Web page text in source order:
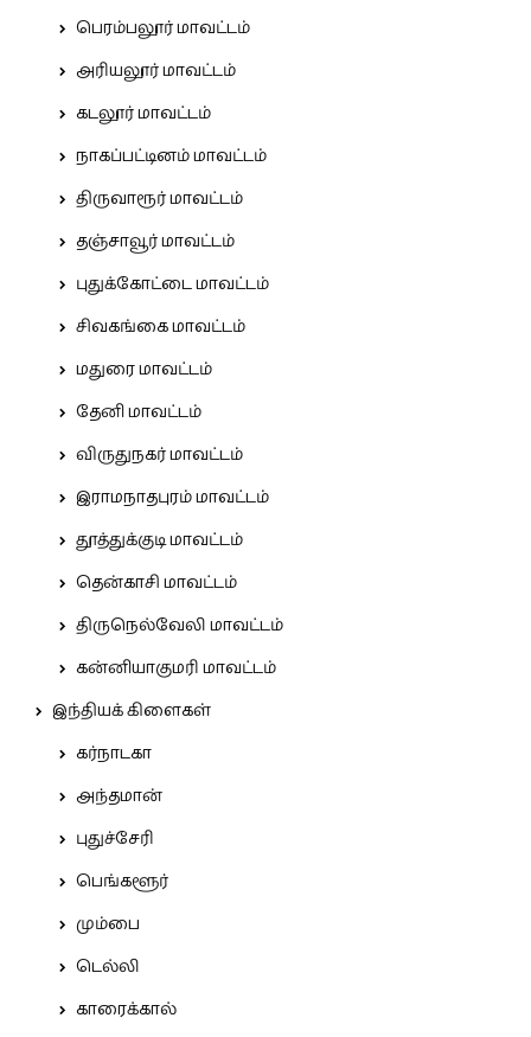
பெரம்பலூர் மாவட்டம்
அரியலூர் மாவட்டம்
கடலூர் மாவட்டம்
நாகப்பட்டினம் மாவட்டம்
திருவாரூர் மாவட்டம்
தஞ்சாவூர் மாவட்டம்
புதுக்கோட்டை மாவட்டம்
சிவகங்கை மாவட்டம்
மதுரை மாவட்டம்
தேனி மாவட்டம்
விருதுநகர் மாவட்டம்
இராமநாதபுரம் மாவட்டம்
தூத்துக்குடி மாவட்டம்
தென்காசி மாவட்டம்
திருநெல்வேலி மாவட்டம்
கன்னியாகுமரி மாவட்டம்
இந்தியக் கிளைகள்
கர்நாடகா
அந்தமான்
புதுச்சேரி
பெங்களூர்
மும்பை
டெல்லி
காரைக்கால்